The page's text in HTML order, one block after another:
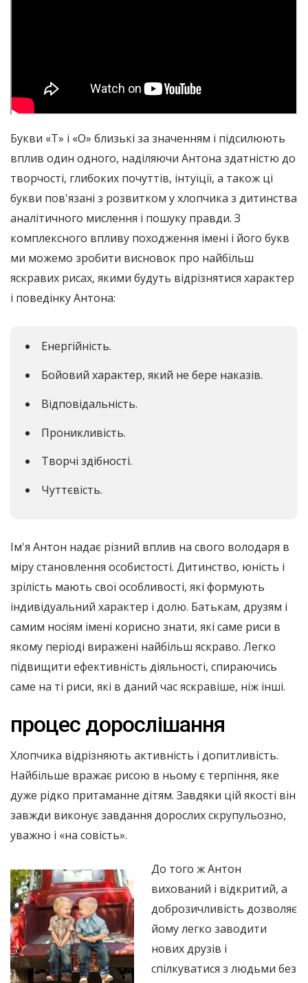
Букви «Т» і «О» близькі за значенням і підсилюють
вплив один одного, наділяючи Антона здатністю до
творчості, глибоких почуттів, інтуїції, а також ці
букви пов'язані з розвитком у хлопчика з дитинства
аналітичного мислення і пошуку правди. З
комплексного впливу походження імені і його букв
ми можемо зробити висновок про найбільш
яскравих рисах, якими будуть відрізнятися характер
і поведінку Антона:
Енергійність.
Бойовий характер, який не бере наказів.
Відповідальність.
Проникливість.
Творчі здібності.
Чуттєвість.
Ім'я Антон надає різний вплив на свого володаря в
міру становлення особистості. Дитинство, юність і
зрілість мають свої особливості, які формують
індивідуальний характер і долю. Батькам, друзям і
самим носіям імені корисно знати, які саме риси в
якому періоді виражені найбільш яскраво. Легко
підвищити ефективність діяльності, спираючись
саме на ті риси, які в даний час яскравіше, ніж інші.
процес дорослішання
Хлопчика відрізняють активність і допитливість.
Найбільше вражає рисою в ньому є терпіння, яке
дуже рідко притаманне дітям. Завдяки цій якості він
завжди виконує завдання дорослих скрупульозно,
уважно і «на совість».
До того ж Антон
вихований і відкритий, а
доброзичливість дозволяє
йому легко заводити
нових друзів і
спілкуватися з людьми без